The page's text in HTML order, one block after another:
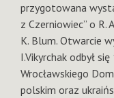
przygotowana
z Czerniowiec” o R.
K. Blum. Otwarcie
I.Vikyrchak odbył
Wrocławskiego
polskim oraz